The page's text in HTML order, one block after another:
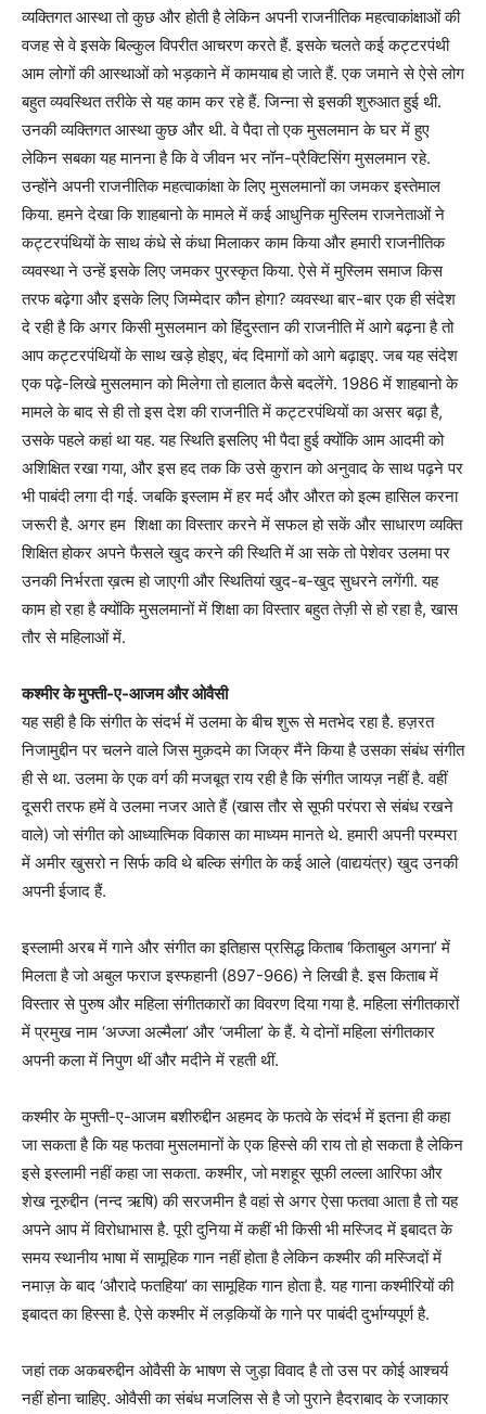
व्यक्तिगत आस्था तो कुछ और होती है लेकिन अपनी राजनीतिक महत्वाकांक्षाओं की
वजह से वे इसके बिल्कुल विपरीत आचरण करते हैं. इसके चलते कई कट्टरपंथी
आम लोगों की आस्थाओं को भड़काने में कामयाब हो जाते हैं. एक जमाने से ऐसे लोग
बहुत व्यवस्थित तरीके से यह काम कर रहे हैं. जिन्ना से इसकी शुरुआत हुई थी.
उनकी व्यक्तिगत आस्था कुछ और थी. वे पैदा तो एक मुसलमान के घर में हुए
लेकिन सबका यह मानना है कि वे जीवन भर नॉन-प्रैक्टिसिंग मुसलमान रहे.
उन्होंने अपनी राजनीतिक महत्वाकांक्षा के लिए मुसलमानों का जमकर इस्तेमाल
किया. हमने देखा कि शाहबानो के मामले में कई आधुनिक मुस्लिम राजनेताओं ने
कट्टरपंथियों के साथ कंधे से कंधा मिलाकर काम किया और हमारी राजनीतिक
व्यवस्था ने उन्हें इसके लिए जमकर पुरस्कृत किया. ऐसे में मुस्लिम समाज किस
तरफ बढ़ेगा और इसके लिए जिम्मेदार कौन होगा? व्यवस्था बार-बार एक ही संदेश
दे रही है कि अगर किसी मुसलमान को हिंदुस्तान की राजनीति में आगे बढ़ना है तो
आप कट्टरपंथियों के साथ खड़े होइए, बंद दिमागों को आगे बढ़ाइए. जब यह संदेश
एक पढ़े-लिखे मुसलमान को मिलेगा तो हालात कैसे बदलेंगे. 1986 में शाहबानो के
मामले के बाद से ही तो इस देश की राजनीति में कट्टरपंथियों का असर बढ़ा है,
उसके पहले कहां था यह. यह स्थिति इसलिए भी पैदा हुई क्योंकि आम आदमी को
अशिक्षित रखा गया, और इस हद तक कि उसे कुरान को अनुवाद के साथ पढ़ने पर
भी पाबंदी लगा दी गई. जबकि इस्लाम में हर मर्द और औरत को इल्म हासिल करना
जरूरी है. अगर हम शिक्षा का विस्तार करने में सफल हो सकें और साधारण व्यक्ति
शिक्षित होकर अपने फैसले खुद करने की स्थिति में आ सके तो पेशेवर उलमा पर
उनकी निर्भरता ख़त्म हो जाएगी और स्थितियां खुद-ब-खुद सुधरने लगेंगी. यह
काम हो रहा है क्योंकि मुसलमानों में शिक्षा का विस्तार बहुत तेज़ी से हो रहा है, खास
तौर से महिलाओं में.
कश्मीर के मुफ्ती-ए-आजम और ओवैसी
यह सही है कि संगीत के संदर्भ में उलमा के बीच शुरू से मतभेद रहा है. हज़रत
निजामुद्दीन पर चलने वाले जिस मुक़दमे का जिक्र मैंने किया है उसका संबंध संगीत
ही से था. उलमा के एक वर्ग की मजबूत राय रही है कि संगीत जायज़ नहीं है. वहीं
दूसरी तरफ हमें वे उलमा नजर आते हैं (खास तौर से सूफी परंपरा से संबंध रखने
वाले) जो संगीत को आध्यात्मिक विकास का माध्यम मानते थे. हमारी अपनी परम्परा
में अमीर खुसरो न सिर्फ कवि थे बल्कि संगीत के कई आले (वाद्ययंत्र) खुद उनकी
अपनी ईजाद हैं.
इस्लामी अरब में गाने और संगीत का इतिहास प्रसिद्ध किताब ‘किताबुल अगना’ में
मिलता है जो अबुल फराज इस्फहानी (897-966) ने लिखी है. इस किताब में
विस्तार से पुरुष और महिला संगीतकारों का विवरण दिया गया है. महिला संगीतकारों
में प्रमुख नाम ‘अज्जा अल्मैला’ और ‘जमीला’ के हैं. ये दोनों महिला संगीतकार
अपनी कला में निपुण थीं और मदीने में रहती थीं.
कश्मीर के मुफ्ती-ए-आजम बशीरुद्दीन अहमद के फतवे के संदर्भ में इतना ही कहा
जा सकता है कि यह फतवा मुसलमानों के एक हिस्से की राय तो हो सकता है लेकिन
इसे इस्लामी नहीं कहा जा सकता. कश्मीर, जो मशहूर सूफी लल्ला आरिफा और
शेख नूरुद्दीन (नन्द ऋषि) की सरजमीन है वहां से अगर ऐसा फतवा आता है तो यह
अपने आप में विरोधाभास है. पूरी दुनिया में कहीं भी किसी भी मस्जिद में इबादत के
समय स्थानीय भाषा में सामूहिक गान नहीं होता है लेकिन कश्मीर की मस्जिदों में
नमाज़ के बाद ‘औरादे फतहिया’ का सामूहिक गान होता है. यह गाना कश्मीरियों की
इबादत का हिस्सा है. ऐसे कश्मीर में लड़कियों के गाने पर पाबंदी दुर्भाग्यपूर्ण है.
जहां तक अकबरुद्दीन ओवैसी के भाषण से जुड़ा विवाद है तो उस पर कोई आश्चर्य
नहीं होना चाहिए. ओवैसी का संबंध मजलिस से है जो पुराने हैदराबाद के रजाकार